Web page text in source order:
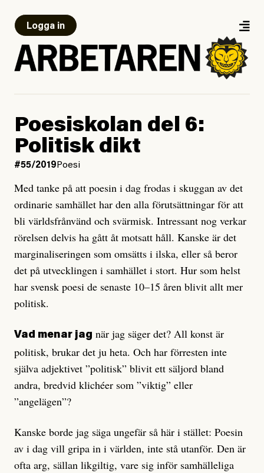
Logga in
Poesiskolan del 6:
Politisk dikt
#55/2019Poesi
Med tanke på att poesin i dag frodas i skuggan av det
ordinarie samhället har den alla förutsättningar för att
bli världsfrånvänd och svärmisk. Intressant nog verkar
rörelsen delvis ha gått åt motsatt håll. Kanske är det
marginaliseringen som omsätts i ilska, eller så beror
det på utvecklingen i samhället i stort. Hur som helst
har svensk poesi de senaste 10–15 åren blivit allt mer
politisk.
Vad menar jag när jag säger det? All konst är
politisk, brukar det ju heta. Och har förresten inte
själva adjektivet ”politisk” blivit ett säljord bland
andra, bredvid klichéer som ”viktig” eller
”angelägen”?
Kanske borde jag säga ungefär så här i stället: Poesin
av i dag vill gripa in i världen, inte stå utanför. Den är
ofta arg, sällan likgiltig, vare sig inför samhälleliga